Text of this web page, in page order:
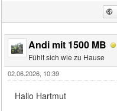
Andi mit 1500 MB
Fühlt sich wie zu Hause
02.06.2026, 10:39
Hallo Hartmut